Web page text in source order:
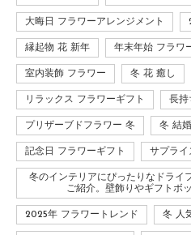
大晦日 フラワーアレンジメント
縁起物 花 新年 年末年始 フラワ
室内装飾 フラワー 冬 花 癒し
リラックス フラワーギフト 長持
プリザーブドフラワー 冬 冬 結
記念日 フラワーギフト サプライ
冬のインテリアにぴったりなドライ
ご紹介。壁飾りやギフトボ
2025年 フラワートレンド 冬 人